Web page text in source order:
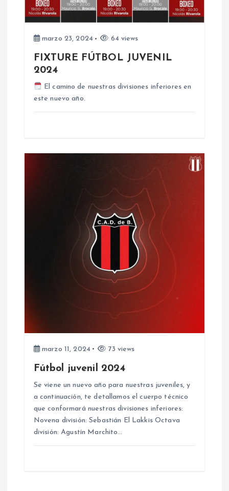
e
a
marzo 23, 2024 64 views
FIXTURE FÚTBOL JUVENIL
2024
El camino de nuestras divisiones inferiores en
este nuevo año.
marzo 11, 2024 73 views
Fútbol juvenil 2024
Se viene un nuevo año para nuestras juveniles, y
a continuación, te detallamos el cuerpo técnico
que conformará nuestras divisiones inferiores:
Novena división: Sebastián El Lakkis Octava
división: Agustín Marchito…